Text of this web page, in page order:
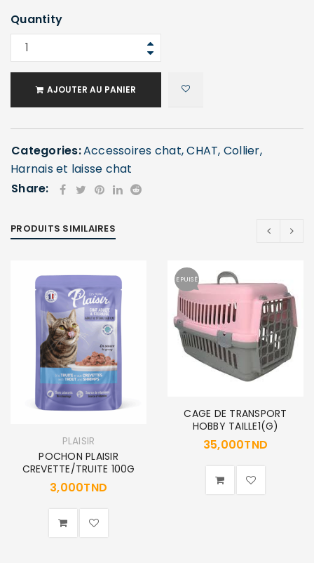
Quantity
AJOUTER AU PANIER
Categories:Accessoires chat,CHAT, Collier,
Harnais et laisse chat
Share:
PRODUITS SIMILAIRES
PLAISIR
POCHON PLAISIR
CREVETTE/TRUITE 100G
3,000TND
EPUISÉ
CAGE DE TRANSPORT
HOBBY TAILLE1(G)
35,000TND